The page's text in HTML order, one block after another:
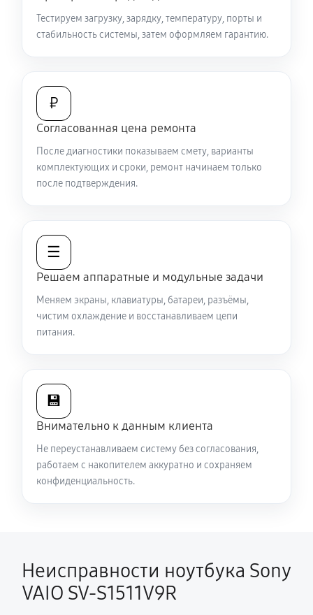
Замена видеокарты ноутбука Sony VAIO SV-
Ремонт разъема питания
Замена видеочипа ноутбука Sony VAIO SV-S1511V9R
2470 руб
Замена разъема HDMI ноутбука Sony VAIO SV-
540 руб 60 минут
Настройка ОС ноутбука Sony VAIO SV-S1511V9R
1040 руб 60 минут
Замена шим-контроллера
3510 руб
Тестируем загрузку, зарядку, температуру, порты и
стабильность системы, затем оформляем гарантию.
₽
Согласованная цена ремонта
После диагностики показываем смету, варианты
комплектующих и сроки, ремонт начинаем только
после подтверждения.
☰
Решаем аппаратные и модульные задачи
Меняем экраны, клавиатуры, батареи, разъёмы,
чистим охлаждение и восстанавливаем цепи
питания.
💾
Внимательно к данным клиента
Не переустанавливаем систему без согласования,
работаем с накопителем аккуратно и сохраняем
конфиденциальность.
Неисправности ноутбука Sony
VAIO SV-S1511V9R